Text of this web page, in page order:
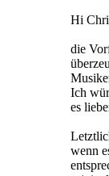
Hi
die
Ich
es
wenn